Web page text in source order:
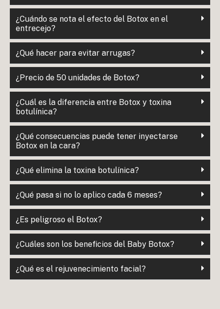
¿Cuándo se nota el efecto del Botox en el
entrecejo?
¿Qué hacer para evitar arrugas?
¿Precio de 50 unidades de Botox?
¿Cuál es la diferencia entre Botox y toxina
botulínica?
¿Qué consecuencias puede tener inyectarse
Botox en la cara?
¿Qué elimina la toxina botulínica?
¿Qué pasa si no lo aplico cada 6 meses?
¿Es peligroso el Botox?
¿Cuáles son los beneficios del Baby Botox?
¿Qué es el rejuvenecimiento facial?